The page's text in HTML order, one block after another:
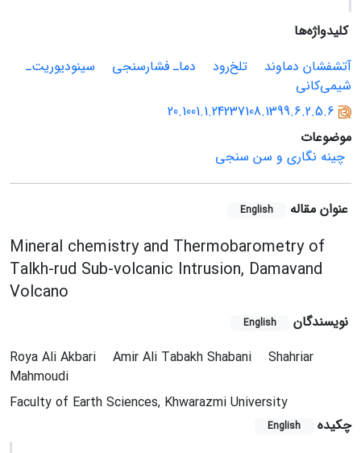
کلیدواژه‌ها
آتشفشان دماوند
تلخ‌رود دماـ فشارسنجی
سینودیوریت‌ـ
شیمی‌کانی
20.1001.1.24237108.1399.6.2.5.6
موضوعات
چینه نگاری و سن سنجی
عنوان مقاله English
Mineral chemistry and Thermobarometry of
Talkh-rud Sub-volcanic Intrusion, Damavand
Volcano
نویسندگان English
Roya Ali Akbari Amir Ali Tabakh Shabani
Shahriar
Mahmoudi
Faculty of Earth Sciences, Khwarazmi University
چکیده
English